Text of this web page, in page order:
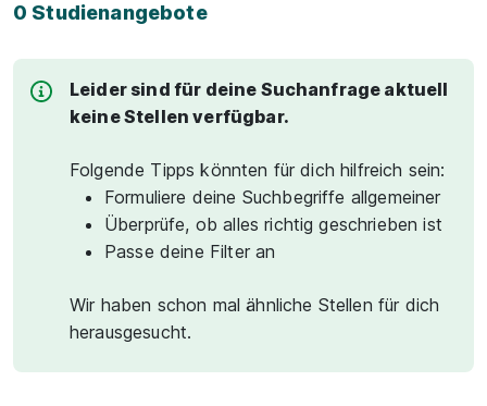
0 Studienangebote
Leider sind für deine Suchanfrage aktuell
keine Stellen verfügbar.
Folgende Tipps könnten für dich hilfreich sein:
Formuliere deine Suchbegriffe allgemeiner
Überprüfe, ob alles richtig geschrieben ist
Passe deine Filter an
Wir haben schon mal ähnliche Stellen für dich
herausgesucht.